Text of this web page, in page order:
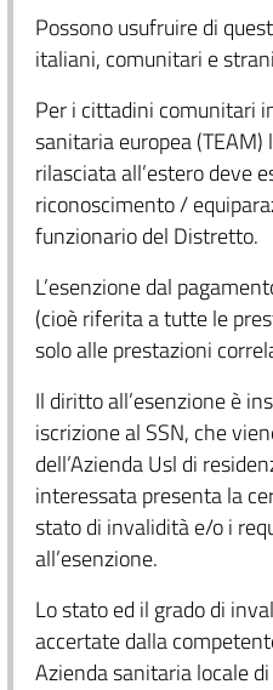
Possono usufruire di
italiani, comunitari e
Per i cittadini comunitari
sanitaria europea
rilasciata all’estero deve
riconoscimento /
funzionario del Distretto.
L’esenzione dal
(cioè riferita a tutte le
solo alle prestazioni
Il diritto all’esenzione è
iscrizione al SSN, che
dell’Azienda Usl di
interessata presenta la
stato di invalidità e/o i
all’esenzione.
Lo stato ed il grado di
accertate dalla
Azienda sanitaria locale